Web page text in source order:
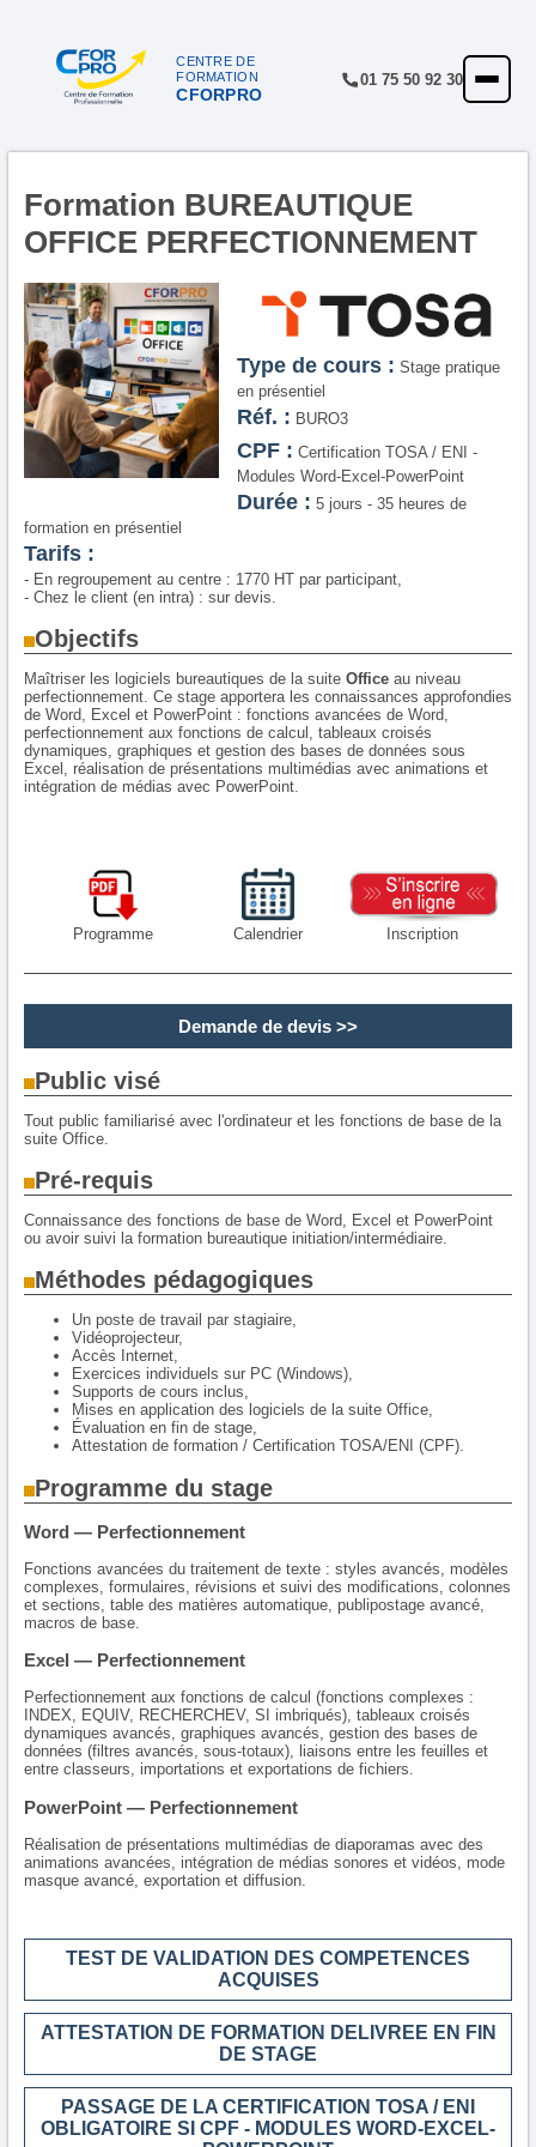
CENTRE DE
FORMATION
CFORPRO
01 75 50 92 30
ACCUEIL
NOTRE OFFRE
FINANCEMENT
INSCRIPTION
Formation BUREAUTIQUE
OFFICE PERFECTIONNEMENT
Type de cours : Stage pratique
en présentiel
Réf. : BURO3
CPF : Certification TOSA / ENI -
Modules Word-Excel-PowerPoint
Durée : 5 jours - 35 heures de
formation en présentiel
Tarifs :
- En regroupement au centre : 1770 HT par participant,
- Chez le client (en intra) : sur devis.
Objectifs
Maîtriser les logiciels bureautiques de la suite Officeau niveau
perfectionnement. Ce stage apportera les connaissances approfondies
de Word, Excel et PowerPoint : fonctions avancées de Word,
perfectionnement aux fonctions de calcul, tableaux croisés
dynamiques, graphiques et gestion des bases de données sous
Excel, réalisation de présentations multimédias avec animations et
intégration de médias avec PowerPoint.
Programme Calendrier Inscription
Demande de devis >>
Public visé
Tout public familiarisé avec l'ordinateur et les fonctions de base de la
suite Office.
Pré-requis
Connaissance des fonctions de base de Word, Excel et PowerPoint
ou avoir suivi la formation bureautique initiation/intermédiaire.
Méthodes pédagogiques
Un poste de travail par stagiaire,
Vidéoprojecteur,
Accès Internet,
Exercices individuels sur PC (Windows),
Supports de cours inclus,
Mises en application des logiciels de la suite Office,
Évaluation en fin de stage,
Attestation de formation / Certification TOSA/ENI (CPF).
Programme du stage
Word — Perfectionnement
Fonctions avancées du traitement de texte : styles avancés, modèles
complexes, formulaires, révisions et suivi des modifications, colonnes
et sections, table des matières automatique, publipostage avancé,
macros de base.
Excel — Perfectionnement
Perfectionnement aux fonctions de calcul (fonctions complexes :
INDEX, EQUIV, RECHERCHEV, SI imbriqués), tableaux croisés
dynamiques avancés, graphiques avancés, gestion des bases de
données (filtres avancés, sous-totaux), liaisons entre les feuilles et
entre classeurs, importations et exportations de fichiers.
PowerPoint — Perfectionnement
Réalisation de présentations multimédias de diaporamas avec des
animations avancées, intégration de médias sonores et vidéos, mode
masque avancé, exportation et diffusion.
TEST DE VALIDATION DES COMPETENCES
ACQUISES
ATTESTATION DE FORMATION DELIVREE EN FIN
DE STAGE
PASSAGE DE LA CERTIFICATION TOSA / ENI
OBLIGATOIRE SI CPF - MODULES WORD-EXCEL-